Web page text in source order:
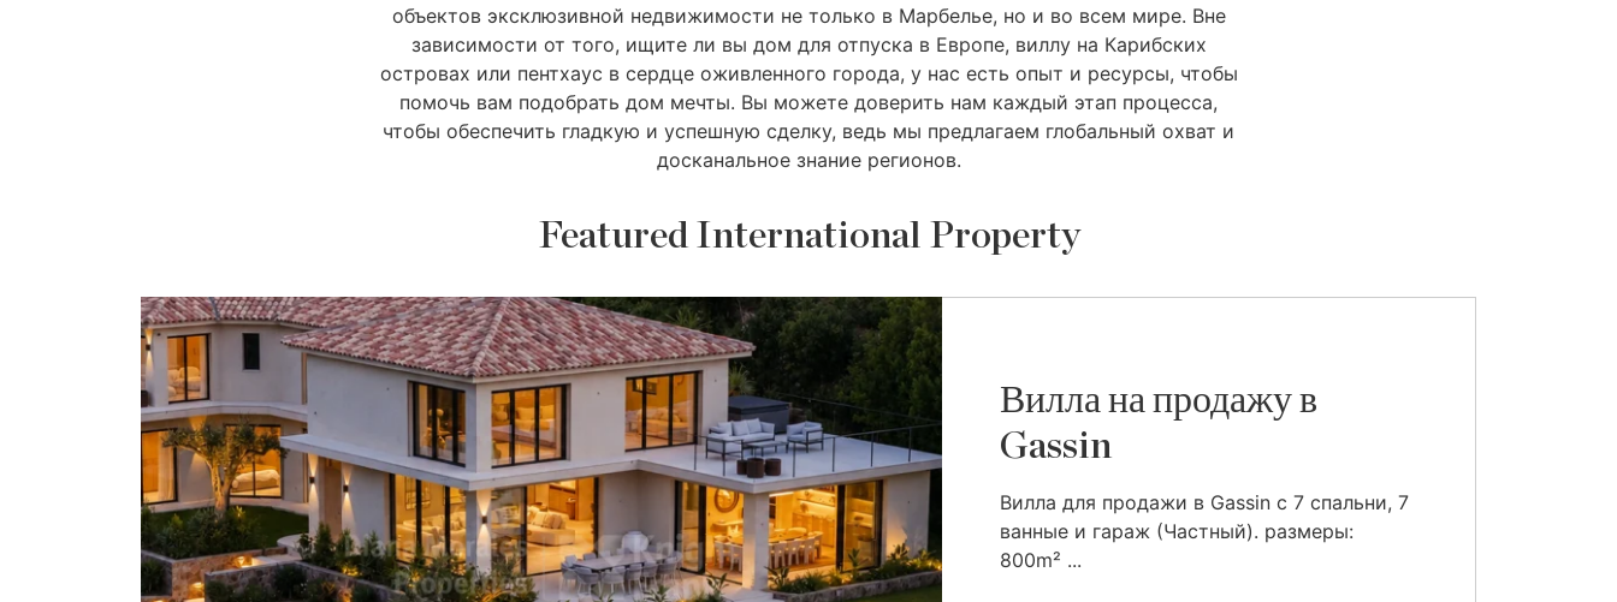
объектов эксклюзивной недвижимости не только в Марбелье, но и во всем мире. Вне
зависимости от того, ищите ли вы дом для отпуска в Европе, виллу на Карибских
островах или пентхаус в сердце оживленного города, у нас есть опыт и ресурсы, чтобы
помочь вам подобрать дом мечты. Вы можете доверить нам каждый этап процесса,
чтобы обеспечить гладкую и успешную сделку, ведь мы предлагаем глобальный охват и
досканальное знание регионов.
Featured International Property
Вилла на продажу в
Gassin
Вилла для продажи в Gassin с 7 спальни, 7
ванные и гараж (Частный). размеры:
800m² ...